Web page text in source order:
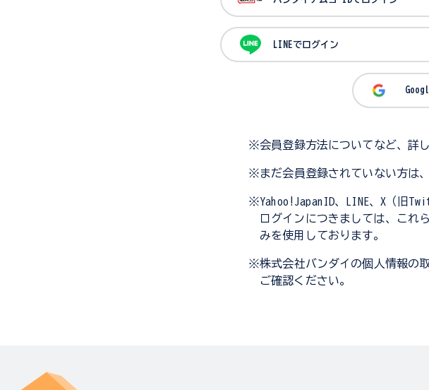
LINEでログイン
※会員登録方法についてなど、詳
※まだ会員登録されていない方は
※Yahoo!JapanID、LINE、X（旧
ログインにつきましては、これ
みを使用しております。
※株式会社バンダイの個人情報の
ご確認ください。